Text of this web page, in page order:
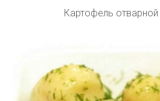
Картофель